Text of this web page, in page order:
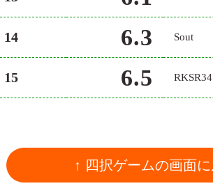
14 6.3 Sout
15 6.5 RKSR34
↑ 四択ゲームの画面